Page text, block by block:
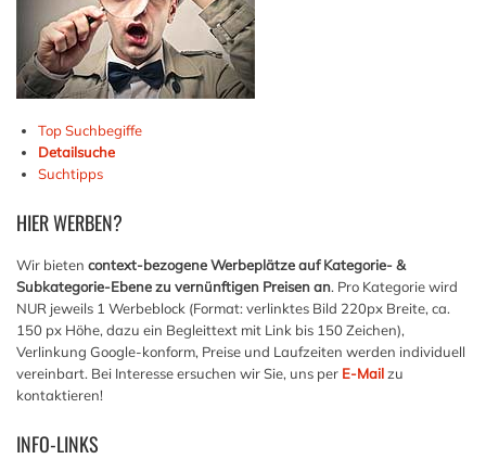
Top Suchbegiffe
Detailsuche
Suchtipps
HIERWERBEN?
Wir bieten context-bezogene Werbeplätze auf Kategorie- &
Subkategorie-Ebene zu vernünftigen Preisen an. Pro Kategorie wird
NUR jeweils 1 Werbeblock (Format: verlinktes Bild 220px Breite, ca.
150 px Höhe, dazu ein Begleittext mit Link bis 150 Zeichen),
Verlinkung Google-konform, Preise und Laufzeiten werden individuell
vereinbart. Bei Interesse ersuchen wir Sie, uns per E-Mailzu
kontaktieren!
INFO-LINKS